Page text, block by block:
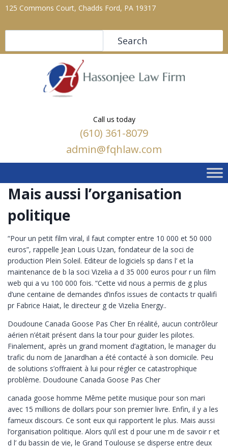
125 Commons Court, Chadds Ford, PA 19317
Search
Call us today
(610) 361-8079
admin@fqhlaw.com
Mais aussi l’organisation
politique
“Pour un petit film viral, il faut compter entre 10 000 et 50 000
euros”, rappelle Jean Louis Uzan, fondateur de la soci de
production Plein Soleil. Editeur de logiciels sp dans l’ et la
maintenance de b la soci Vizelia a d 35 000 euros pour r un film
web qui a vu 100 000 fois. “Cette vid nous a permis de g plus
d’une centaine de demandes d’infos issues de contacts tr qualifi
pr Fabrice Haiat, le directeur g de Vizelia Energy..
Doudoune Canada Goose Pas Cher En réalité, aucun contrôleur
aérien n’était présent dans la tour pour guider les pilotes.
Finalement, après un grand moment d’agitation, le manager du
trafic du nom de Janardhan a été contacté à son domicile. Peu
de solutions s’offraient à lui pour régler ce catastrophique
problème. Doudoune Canada Goose Pas Cher
canada goose homme Même petite musique pour son mari
avec 15 millions de dollars pour son premier livre. Enfin, il y a les
fameux discours. Ce sont eux qui rapportent le plus. Mais aussi
l’organisation politique. Alors qu’il est d pour une m de savoir r et
d l’ du bassin de vie, le Grand Toulouse se disperse entre deux